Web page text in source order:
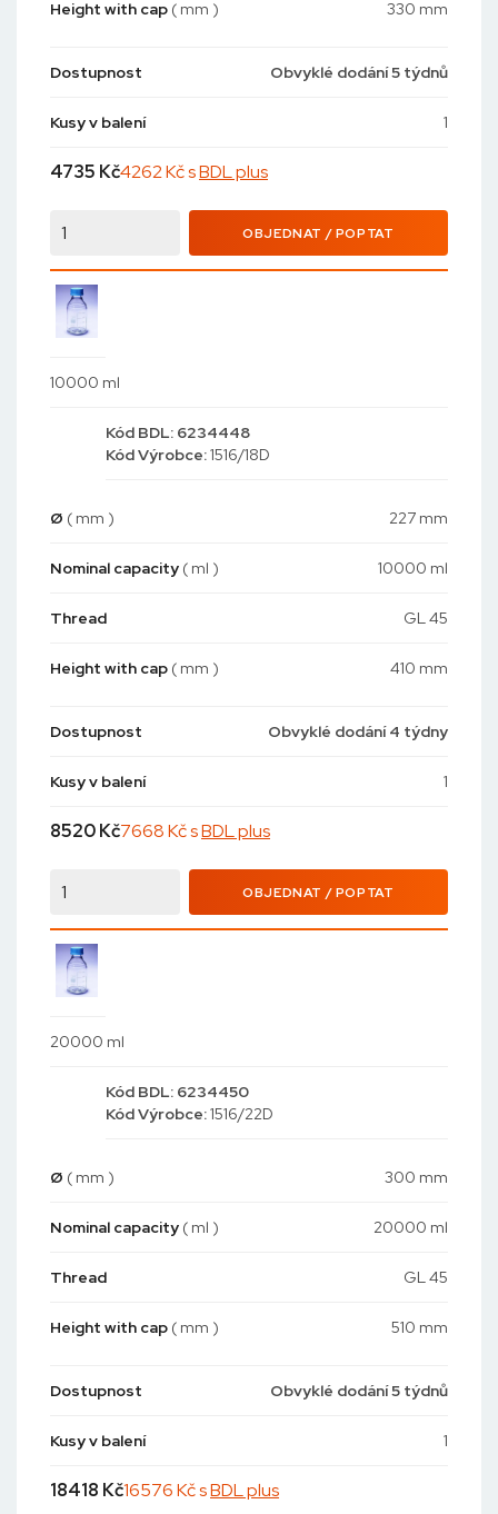
Height with cap ( mm ) 330 mm
Dostupnost Obvyklé dodání 5 týdnů
Kusy v balení 1
4735 Kč4262 Kč sBDL plus
OBJEDNAT / POPTAT
10000 ml
Kód BDL: 6234448
KódVýrobce:1516/18D
Ø ( mm ) 227 mm
Nominal capacity ( ml ) 10000 ml
Thread GL 45
Height with cap ( mm ) 410 mm
Dostupnost Obvyklé dodání 4 týdny
Kusy v balení 1
8520Kč7668 Kč sBDL plus
OBJEDNAT / POPTAT
20000 ml
Kód BDL: 6234450
KódVýrobce:1516/22D
Ø ( mm ) 300 mm
Nominal capacity ( ml ) 20000 ml
Thread GL 45
Height with cap ( mm ) 510 mm
Dostupnost Obvyklé dodání 5 týdnů
Kusy v balení 1
18418 Kč16576 Kč sBDL plus